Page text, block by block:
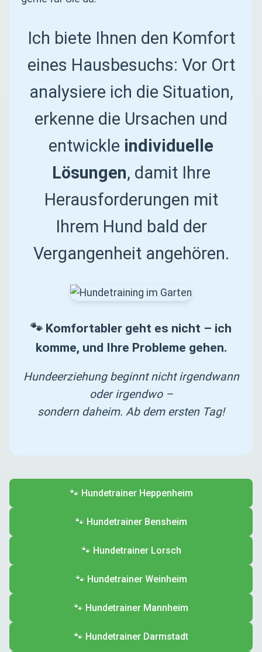
Ich biete Ihnen den Komfort
eines Hausbesuchs: Vor Ort
analysiere ich die Situation,
erkenne die Ursachen und
entwickle individuelle
Lösungen, damit Ihre
Herausforderungen mit
Ihrem Hund bald der
Vergangenheit angehören.
🐾 Komfortabler geht es nicht – ich
komme, und Ihre Probleme gehen.
Hundeerziehung beginnt nicht irgendwann
oder irgendwo –
sondern daheim. Ab dem ersten Tag!
🐾 Hundetrainer Heppenheim
🐾 Hundetrainer Bensheim
🐾 Hundetrainer Lorsch
🐾 Hundetrainer Weinheim
🐾 Hundetrainer Mannheim
🐾 Hundetrainer Darmstadt